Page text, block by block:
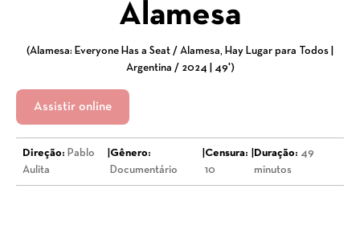
Alamesa
(Alamesa: Everyone Has a Seat / Alamesa, Hay Lugar para Todos |
Argentina / 2024 | 49')
Assistir online
Direção: Pablo
Aulita
Gênero:
Documentário
Censura:
10
Duração: 49
minutos